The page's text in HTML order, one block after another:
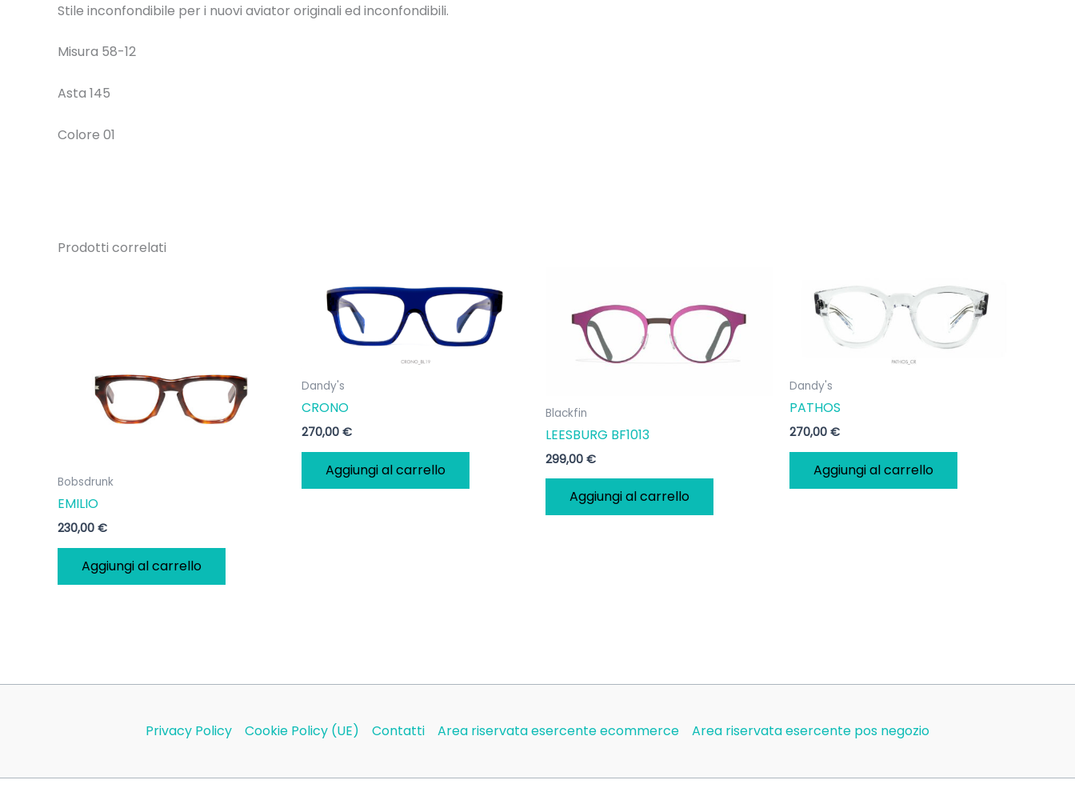
Stile inconfondibile per i nuovi aviator originali ed inconfondibili.
Misura 58-12
Asta 145
Colore 01
Prodotti correlati
Bobsdrunk
EMILIO
230,00 €
Aggiungi al carrello
Dandy's
CRONO
270,00 €
Aggiungi al carrello
Blackfin
LEESBURG BF1013
299,00 €
Aggiungi al carrello
Dandy's
PATHOS
270,00 €
Aggiungi al carrello
Privacy Policy Cookie Policy (UE) Contatti Area riservata esercente ecommerce Area riservata esercente pos negozio